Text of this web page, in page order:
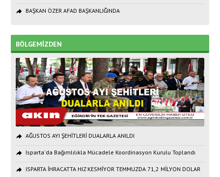
BAŞKAN ÖZER AFAD BAŞKANLIĞINDA
BÖLGEMİZDEN
AĞUSTOS AYI ŞEHİTLERİ DUALARLA ANILDI
Isparta'da Bağımlılıkla Mücadele Koordinasyon Kurulu Toplandı
ISPARTA İHRACATTA HIZ KESMİYOR TEMMUZDA 71,2 MİLYON DOLAR